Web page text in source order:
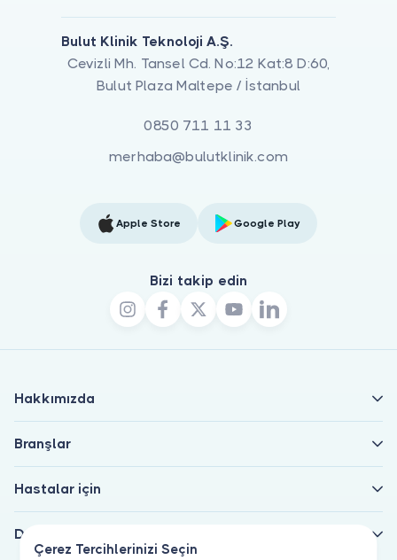
Çerez Tercihlerinizi Seçin
Bulut Klinik Teknoloji A.Ş.
Cevizli Mh. Tansel Cd. No:12 Kat:8 D:60,
Bulut Plaza Maltepe / İstanbul
0850 711 11 33
merhaba@bulutklinik.com
Apple Store Google Play
Bizi takip edin
Hakkımızda
Branşlar
Hastalar için
Doktorlar için